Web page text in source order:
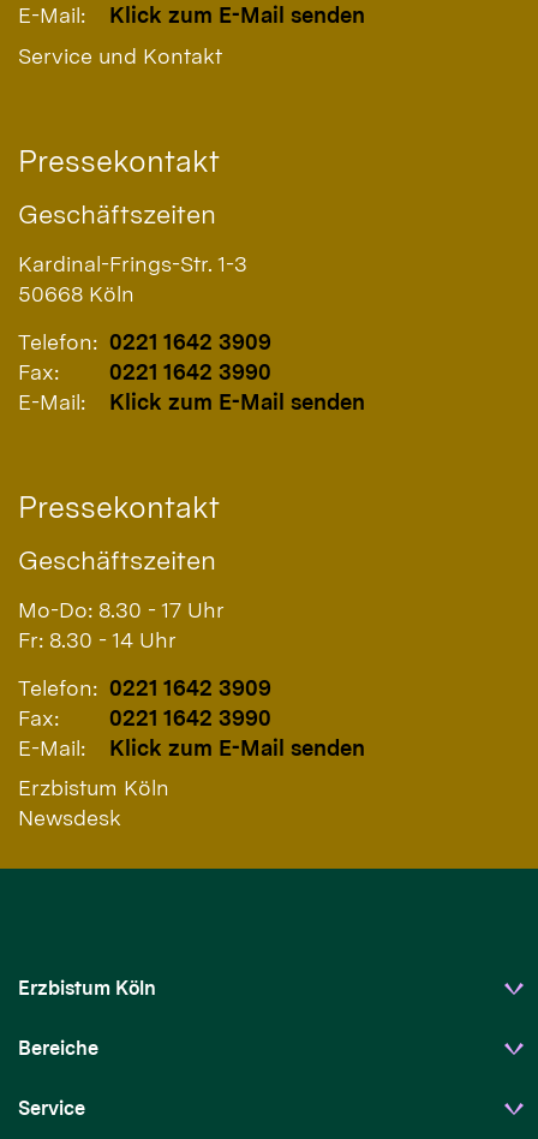
E-Mail:
Klick zum E-Mail senden
Service und Kontakt
Pressekontakt
Geschäftszeiten
Kardinal-Frings-Str. 1-3
50668 Köln
Telefon: 0221 1642 3909
Fax:
0221 1642 3990
E-Mail:
Klick zum E-Mail senden
Pressekontakt
Geschäftszeiten
Mo-Do: 8.30 - 17 Uhr
Fr: 8.30 - 14 Uhr
Telefon: 0221 1642 3909
Fax:
0221 1642 3990
E-Mail:
Klick zum E-Mail senden
Erzbistum Köln
Newsdesk
Erzbistum Köln
Bereiche
Service